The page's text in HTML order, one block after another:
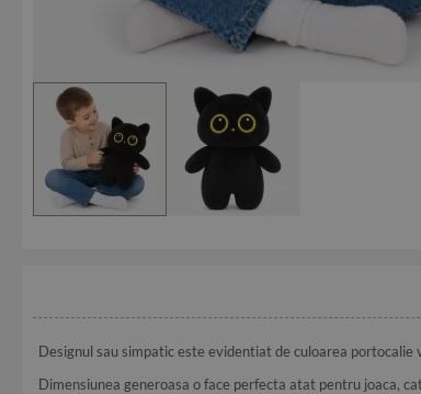
Designul sau simpatic este evidentiat de culoarea
Dimensiunea generoasa o face perfecta atat pentru joaca,